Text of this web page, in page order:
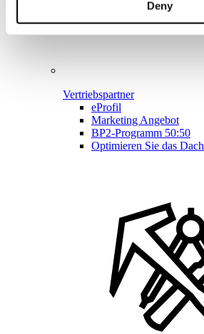
Deny
Vertriebspartner
eProfil
Marketing Angebot
BP2-Programm 50:50
Optimieren Sie das Dach